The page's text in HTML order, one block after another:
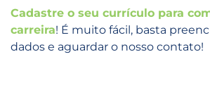
Cadastre o seu currículo para
carreira! É muito fácil, basta
dados e aguardar o nosso contato!